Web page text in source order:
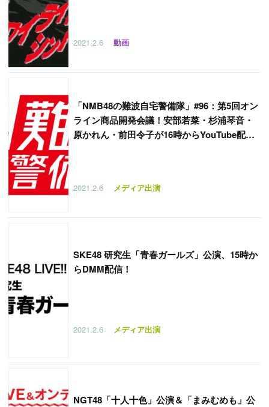
2021.2.6 動画
「NMB48の難波自宅警備隊」#96：第5回オン
ライン商品開発会議！安部若菜・杉浦琴音・
原かれん・前田令子が16時からYouTube配
2021.2.6 メディア出演
SKE48 研究生「青春ガールズ」公演、15時か
らDMM配信！
2021.2.6 メディア出演
NGT48「十人十色」公演＆「まみむめも」公